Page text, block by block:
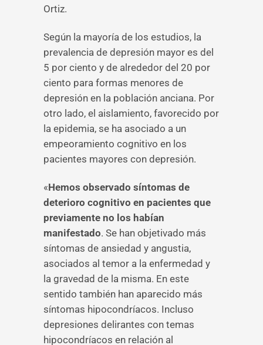
Ortiz.
Según la mayoría de los estudios, la
prevalencia de depresión mayor es del
5 por ciento y de alrededor del 20 por
ciento para formas menores de
depresión en la población anciana. Por
otro lado, el aislamiento, favorecido por
la epidemia, se ha asociado a un
empeoramiento cognitivo en los
pacientes mayores con depresión.
«Hemos observado síntomas de
deterioro cognitivo en pacientes que
previamente no los habían
manifestado. Se han objetivado más
síntomas de ansiedad y angustia,
asociados al temor a la enfermedad y
la gravedad de la misma. En este
sentido también han aparecido más
síntomas hipocondríacos. Incluso
depresiones delirantes con temas
hipocondríacos en relación al